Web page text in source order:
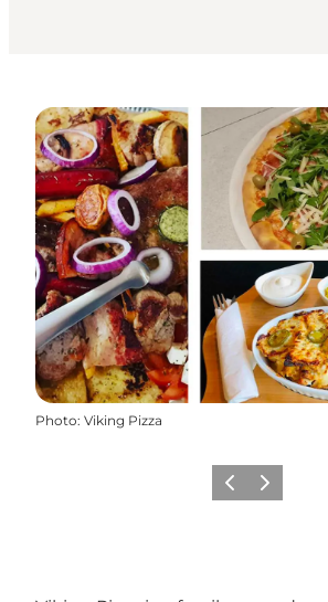
Photo: Viking Pizza
PrécédentSuivant